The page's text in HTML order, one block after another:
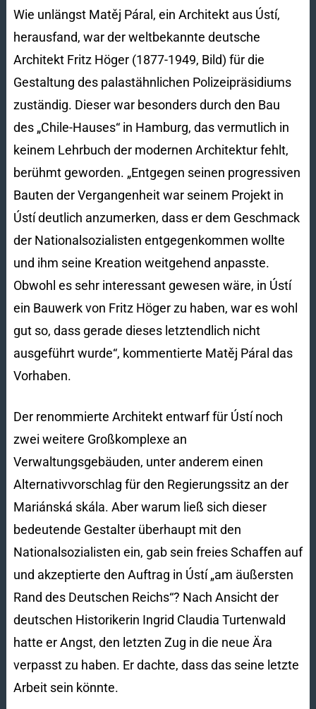
Wie unlängst Matěj Páral, ein Architekt aus Ústí,
herausfand, war der weltbekannte deutsche
Architekt Fritz Höger (1877-1949, Bild) für die
Gestaltung des palastähnlichen Polizeipräsidiums
zuständig. Dieser war besonders durch den Bau
des „Chile-Hauses“ in Hamburg, das vermutlich in
keinem Lehrbuch der modernen Architektur fehlt,
berühmt geworden. „Entgegen seinen progressiven
Bauten der Vergangenheit war seinem Projekt in
Ústí deutlich anzumerken, dass er dem Geschmack
der Nationalsozialisten entgegenkommen wollte
und ihm seine Kreation weitgehend anpasste.
Obwohl es sehr interessant gewesen wäre, in Ústí
ein Bauwerk von Fritz Höger zu haben, war es wohl
gut so, dass gerade dieses letztendlich nicht
ausgeführt wurde“, kommentierte Matěj Páral das
Vorhaben.
Der renommierte Architekt entwarf für Ústí noch
zwei weitere Großkomplexe an
Verwaltungsgebäuden, unter anderem einen
Alternativvorschlag für den Regierungssitz an der
Mariánská skála. Aber warum ließ sich dieser
bedeutende Gestalter überhaupt mit den
Nationalsozialisten ein, gab sein freies Schaffen auf
und akzeptierte den Auftrag in Ústí „am äußersten
Rand des Deutschen Reichs“? Nach Ansicht der
deutschen Historikerin Ingrid Claudia Turtenwald
hatte er Angst, den letzten Zug in die neue Ära
verpasst zu haben. Er dachte, dass das seine letzte
Arbeit sein könnte.